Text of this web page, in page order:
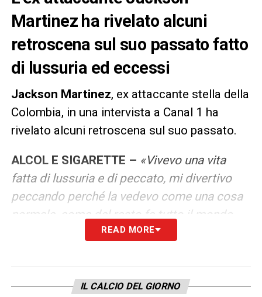
Martinez ha rivelato alcuni
retroscena sul suo passato fatto
di lussuria ed eccessi
Jackson Martinez, ex attaccante stella della
Colombia, in una intervista a Canal 1 ha
rivelato alcuni retroscena sul suo passato.
ALCOL E SIGARETTE – «Vivevo una vita
fatta di lussuria e di peccato, mi divertivo
peccando perché la vedevo come una cosa
normale, come del resto fa tutto il mondo.
Non vedrai Dio come il tuo tutto se non
ecco perché ho preso la decisione di
concentrarmi su di lui. Nel mio caso è stato
READ MORE
IL CALCIO DEL GIORNO